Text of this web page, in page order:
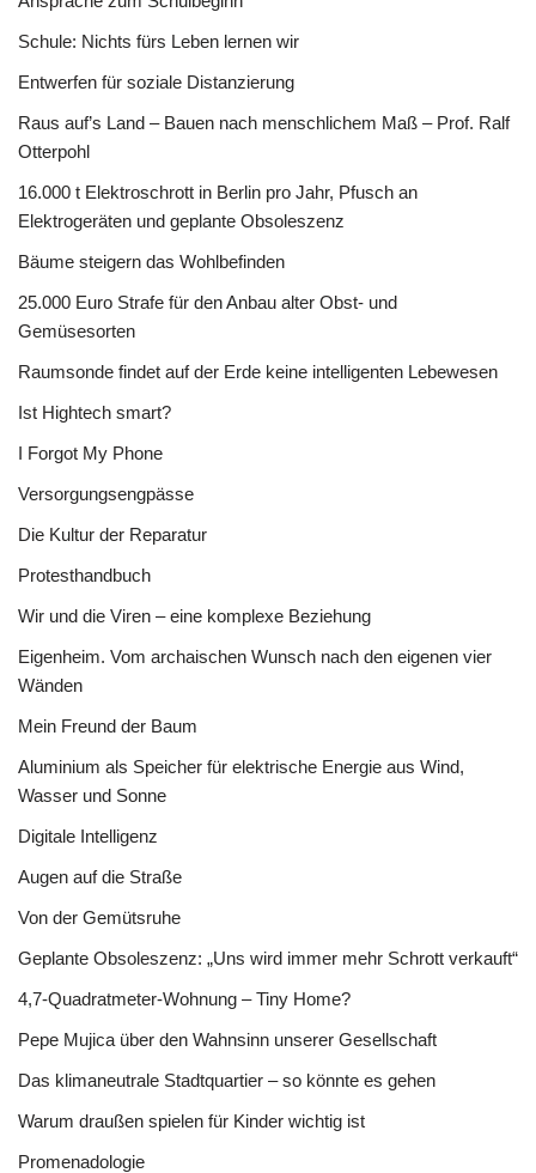
Schule: Nichts fürs Leben lernen wir
Entwerfen für soziale Distanzierung
Raus auf’s Land – Bauen nach menschlichem Maß – Prof. Ralf
Otterpohl
16.000 t Elektroschrott in Berlin pro Jahr, Pfusch an
Elektrogeräten und geplante Obsoleszenz
Bäume steigern das Wohlbefinden
25.000 Euro Strafe für den Anbau alter Obst- und
Gemüsesorten
Raumsonde findet auf der Erde keine intelligenten Lebewesen
Ist Hightech smart?
I Forgot My Phone
Versorgungsengpässe
Die Kultur der Reparatur
Protesthandbuch
Wir und die Viren – eine komplexe Beziehung
Eigenheim. Vom archaischen Wunsch nach den eigenen vier
Wänden
Mein Freund der Baum
Aluminium als Speicher für elektrische Energie aus Wind,
Wasser und Sonne
Digitale Intelligenz
Augen auf die Straße
Von der Gemütsruhe
Geplante Obsoleszenz: „Uns wird immer mehr Schrott verkauft“
4,7-Quadratmeter-Wohnung – Tiny Home?
Pepe Mujica über den Wahnsinn unserer Gesellschaft
Das klimaneutrale Stadtquartier – so könnte es gehen
Warum draußen spielen für Kinder wichtig ist
Promenadologie